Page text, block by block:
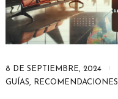
8 DE SEPTIEMBRE, 2024
GUÍAS, RECOMENDACIONES